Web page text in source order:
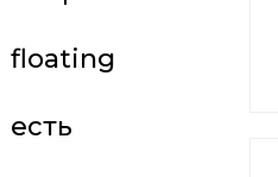
floating
есть